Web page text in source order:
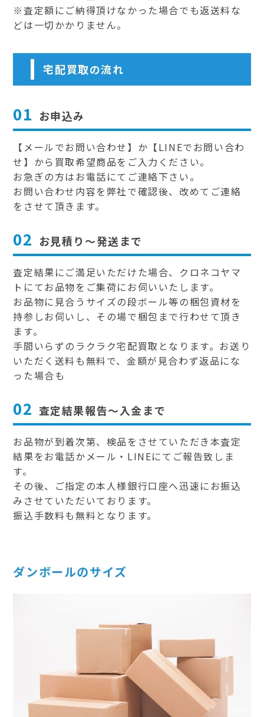
※査定額にご納得頂けなかった場合でも返送料な
どは一切かかりません。
宅配買取の流れ
01 お申込み
【メールでお問い合わせ】か【LINEでお問い合わ
せ】から買取希望商品をご入力ください。
お急ぎの方はお電話にてご連絡下さい。
お問い合わせ内容を弊社で確認後、改めてご連絡
をさせて頂きます。
02 お見積り～発送まで
査定結果にご満足いただけた場合、クロネコヤマ
トにてお品物をご集荷にお伺いいたします。
お品物に見合うサイズの段ボール等の梱包資材を
持参しお伺いし、その場で梱包まで行わせて頂き
ます。
手間いらずのラクラク宅配買取となります。お送り
いただく送料も無料で、金額が見合わず返品にな
った場合も
02 査定結果報告～入金まで
お品物が到着次第、検品をさせていただき本査定
結果をお電話かメール・LINEにてご報告致しま
す。
その後、ご指定の本人様銀行口座へ迅速にお振込
みさせていただいております。
振込手数料も無料となります。
ダンボールのサイズ